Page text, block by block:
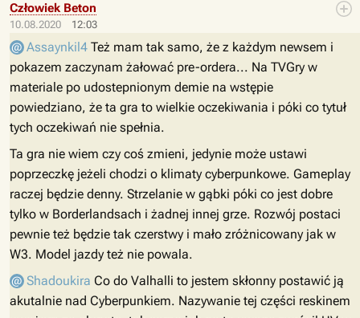
10.08.2020 12:03
Człowiek Beton
Assaynkil4 Też mam tak samo, że z każdym newsem i
pokazem zaczynam żałować pre-ordera... Na TVGry w
materiale po udostepnionym demie na wstępie
powiedziano, że ta gra to wielkie oczekiwania i póki co tytuł
tych oczekiwań nie spełnia.
Ta gra nie wiem czy coś zmieni, jedynie może ustawi
poprzeczkę jeżeli chodzi o klimaty cyberpunkowe. Gameplay
raczej będzie denny. Strzelanie w gąbki póki co jest dobre
tylko w Borderlandsach i żadnej innej grze. Rozwój postaci
pewnie też będzie tak czerstwy i mało zróżnicowany jak w
W3. Model jazdy też nie powala.
Shadoukira Co do Valhalli to jestem skłonny postawić ją
akutalnie nad Cyberpunkiem. Nazywanie tej części reskinem